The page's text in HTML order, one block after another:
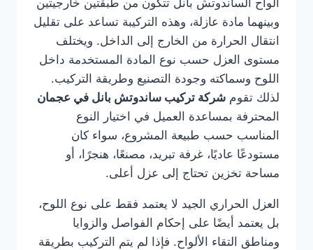
ألواح الساندوتش بانل تتكون من طبقتين خارجيتين
وبينهما مادة عازلة، وهذه التركيبة تساعد على تقليل
انتقال الحرارة من الخارج إلى الداخل. ويختلف
مستوى العزل حسب نوع المادة المستخدمة داخل
اللوح وسماكته وجودة التصنيع وطريقة التركيب.
لذلك تقوم شركة تركيب ساندوتش بانل في عجمان
المحترفة بمساعدة العميل في اختيار النوع
المناسب حسب طبيعة المشروع، سواء كان
مستودعًا عاديًا، غرفة تبريد، مصنعًا، هنجرًا، أو
مساحة تخزين تحتاج إلى عزل أعلى.
العزل الحراري الجيد لا يعتمد فقط على نوع اللوح،
بل يعتمد أيضًا على إحكام الفواصل والزوايا
ومناطق التقاء الألواح. فإذا لم يتم التركيب بطريقة